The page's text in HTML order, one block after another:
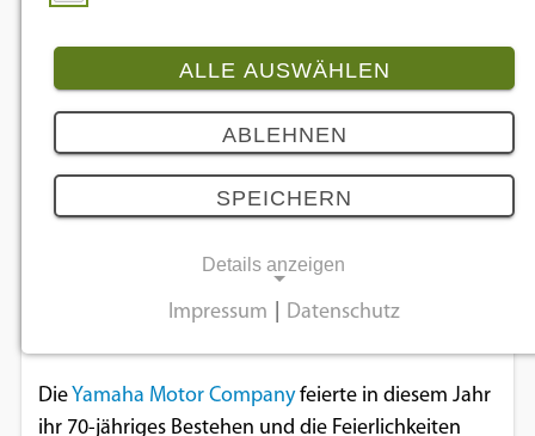
5 Bilder
Würdigung eines Erbes
22.11.2025
Yamaha feiert sein 70-jähriges Jubiläum mit
ikonischen Farben für die Modelle der Supersport
Die Yamaha Motor Companyfeierte in diesem Jahr
ihr 70-jähriges Bestehen und die Feierlichkeiten
ALLE AUSWÄHLEN
ABLEHNEN
SPEICHERN
Details anzeigen
grundlegende Funktionen und sind für die
Impressum Datenschutz